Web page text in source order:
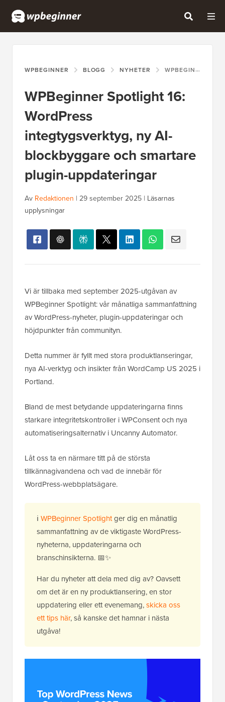
WPBEGINNER BLOGG NYHETER WPBEGINNER SPOTLIGHT 16: WORDPRESS INTEGTYGSVERKTYG, NY AI-BLOCKBYGGARE OCH SMARTARE PLUGIN-UPPDATERINGAR
WPBeginner Spotlight 16:
WordPress
integtygsverktyg, ny AI-
blockbyggare och smartare
plugin-uppdateringar
Av Redaktionen | 29 september 2025 | Läsarnas
upplysningar
Vi är tillbaka med september 2025-utgåvan av
WPBeginner Spotlight: vår månatliga sammanfattning
av WordPress-nyheter, plugin-uppdateringar och
höjdpunkter från communityn.
Detta nummer är fyllt med stora produktlanseringar,
nya AI-verktyg och insikter från WordCamp US 2025 i
Portland.
Bland de mest betydande uppdateringarna finns
starkare integritetskontroller i WPConsent och nya
automatiseringsalternativ i Uncanny Automator.
Låt oss ta en närmare titt på de största
tillkännagivandena och vad de innebär för
WordPress-webbplatsägare.
ℹ️ WPBeginner Spotlightger dig en månatlig
sammanfattning av de viktigaste WordPress-
nyheterna, uppdateringarna och
branschinsikterna. 📅✨
Har du nyheter att dela med dig av? Oavsett
om det är en ny produktlansering, en stor
uppdatering eller ett evenemang,skicka oss
ett tips här, så kanske det hamnar i nästa
utgåva!